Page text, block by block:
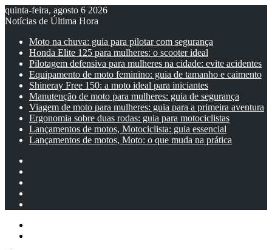
quinta-feira, agosto 6 2026
Notícias de Última Hora
Moto na chuva: guia para pilotar com segurança
Honda Elite 125 para mulheres: o scooter ideal
Pilotagem defensiva para mulheres na cidade: evite acidentes
Equipamento de moto feminino: guia de tamanho e caimento
Shineray Free 150: a moto ideal para iniciantes
Manutenção de moto para mulheres: guia de segurança
Viagem de moto para mulheres: guia para a primeira aventura
Ergonomia sobre duas rodas: guia para motociclistas
Lançamentos de motos, Motociclista: guia essencial
Lançamentos de motos, Moto: o que muda na prática